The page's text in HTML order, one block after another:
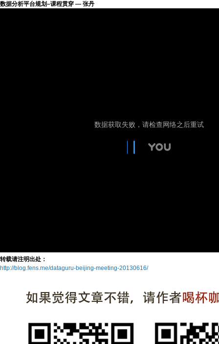
数据分析平台规划–课程贯穿 — 张丹
转载请注明出处：
http://blog.fens.me/dataguru-beijing-meeting-20130616/